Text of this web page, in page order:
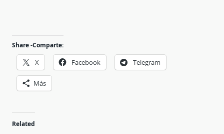
Share -Comparte:
X Facebook Telegram
Más
Related